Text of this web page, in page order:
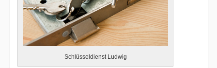
Schlüsseldienst Ludwig